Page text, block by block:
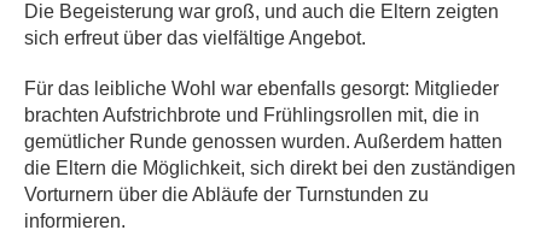
Die Begeisterung war groß, und auch die Eltern zeigten
sich erfreut über das vielfältige Angebot.
Für das leibliche Wohl war ebenfalls gesorgt: Mitglieder
brachten Aufstrichbrote und Frühlingsrollen mit, die in
gemütlicher Runde genossen wurden. Außerdem hatten
die Eltern die Möglichkeit, sich direkt bei den zuständigen
Vorturnern über die Abläufe der Turnstunden zu
informieren.